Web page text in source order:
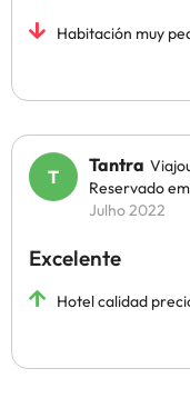
Habitación muy
Tantra
Reservado
Julho 2022
Excelente
Hotel calidad